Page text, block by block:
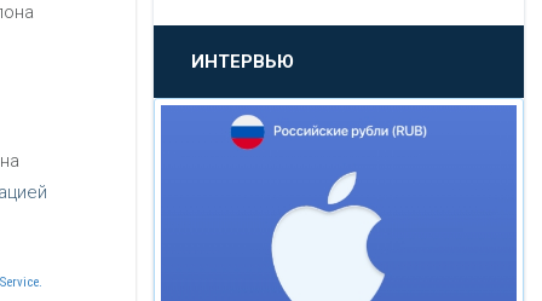
«ПРОМСВЯЗЬБАНК»
«НОВИКОМБАНК»
«СМП БАНК»
«ВНЕШПРОМБАНК»
ИНТЕРВЬЮ